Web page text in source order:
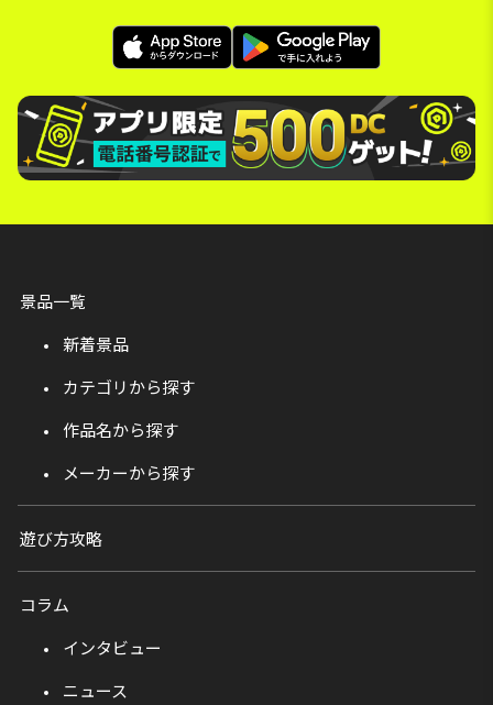
景品一覧
新着景品
カテゴリから探す
作品名から探す
メーカーから探す
遊び方攻略
コラム
インタビュー
ニュース